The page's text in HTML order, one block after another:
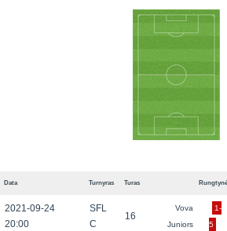
Data Turnyras Turas
2021-09-24
20:00
SFL
C
16
Vova
Juniors
1-
5